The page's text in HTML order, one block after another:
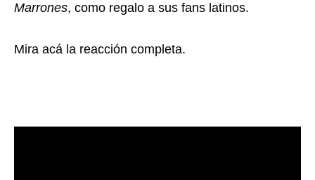
Marrones, como regalo a sus fans latinos.
Mira acá la reacción completa.